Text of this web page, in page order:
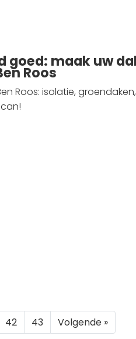
goed: maak uw
Roos
Roos: isolatie,
42 43 Volgende »